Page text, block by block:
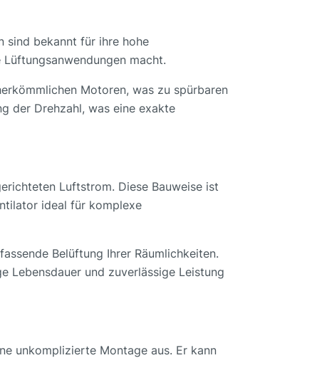
sind bekannt für ihre hohe
macht.
Motoren, was zu spürbaren
der Drehzahl, was eine exakte
Luftstrom. Diese Bauweise ist
ideal für komplexe
Belüftung Ihrer Räumlichkeiten.
Lebensdauer und zuverlässige Leistung
unkomplizierte Montage aus. Er kann